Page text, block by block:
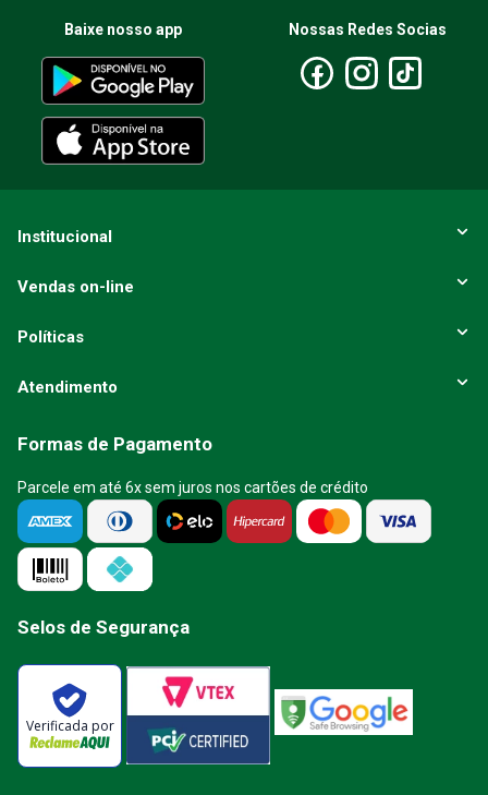
Baixe nosso app Nossas Redes Socias
Institucional
Vendas on-line
Políticas
Atendimento
Formas de Pagamento
Parcele em até 6x sem juros nos cartões de crédito
Selos de Segurança
Verificada por